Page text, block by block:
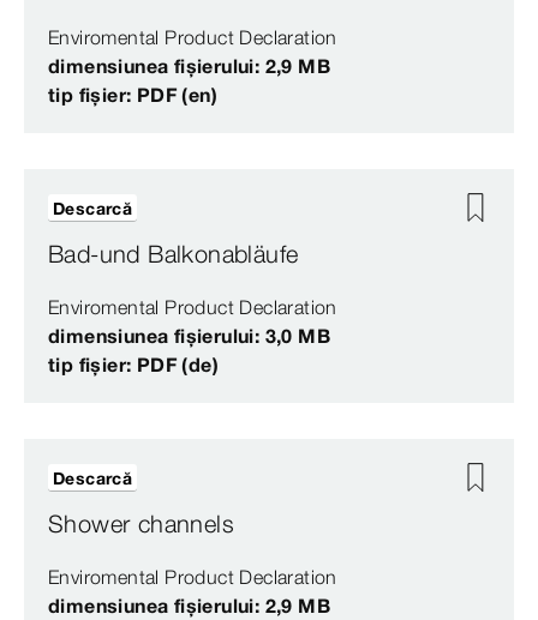
Enviromental Product Declaration
dimensiunea fișierului: 2,9 MB
tip fișier: PDF (en)
Bad-und Balkonabläufe
Enviromental Product Declaration
dimensiunea fișierului: 3,0 MB
tip fișier: PDF (de)
Descarcă
Shower channels
Enviromental Product Declaration
dimensiunea fișierului: 2,9 MB
Descarcă